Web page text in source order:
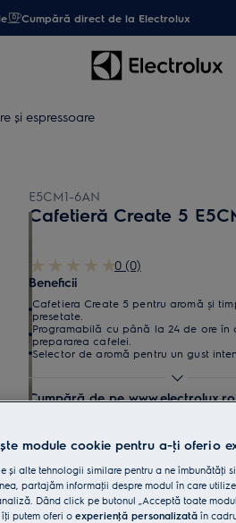
Cumpără direct de la Electrolux
şi espressoare
E5CM1-6AN
Cafetieră Create 5
0 (0)
Beneficii
Cafetiera Create 5 pentru aromă și
presetate.
Programabilă cu până la 24 de ore în
prepararea cafelei.
Selector de aromă pentru un gust
Cumpără de pe
mari de 4999 lei
Reciclare aparat vechi
module cookie pentru a-ţi oferi o
și alte tehnologii similare pentru a ne îmbunătăţi
partajăm informaţii despre modul în care
Dând click pe butonul „Acceptă toate
putem oferi o experienţă personalizată în